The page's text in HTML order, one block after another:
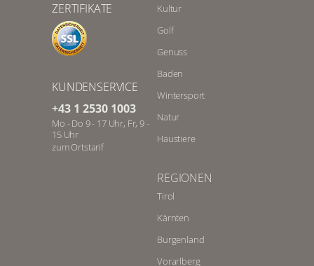
ZERTIFIKATE
KUNDENSERVICE
+43 1 2530 1003
Mo - Do 9 - 17 Uhr, Fr, 9 -
15 Uhr
zum Ortstarif
Kultur
Golf
Genuss
Baden
Wintersport
Natur
Haustiere
REGIONEN
Tirol
Kärnten
Burgenland
Vorarlberg